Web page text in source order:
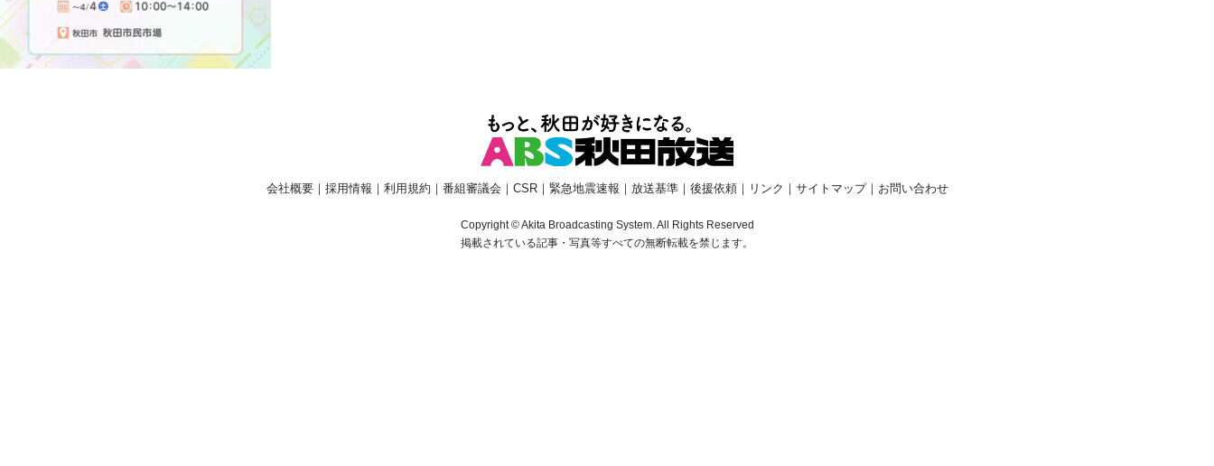
会社概要｜ 採用情報 ｜ 利用規約 ｜ 番組審議会 ｜ CSR｜ 緊急地震速報 ｜ 放送基準｜ 後援依頼｜ リンク ｜ サイトマップ｜ お問い合わせ
Copyright © Akita Broadcasting System. All Rights Reserved
掲載されている記事・写真等すべての無断転載を禁じます。